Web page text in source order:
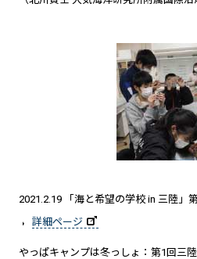
2021.2.19 「海と希望の学校 in 三陸」
詳細ページ
やっぱキャンプは冬っしょ：第1回三